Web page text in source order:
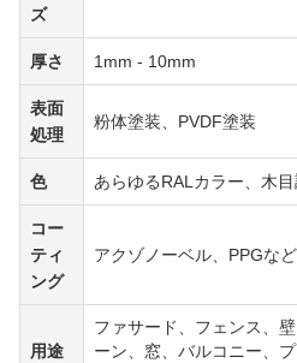
ズ
厚さ 1mm - 10mm
表面
処理
粉体塗装、PVDF塗装
色 あらゆるRALカラー、木
コー
ティ
ング
アクゾノーベル、PPGなど
用途
ファサード、フェンス、
ーン、窓、バルコニー、